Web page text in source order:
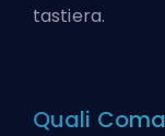
tastiera.
Quali